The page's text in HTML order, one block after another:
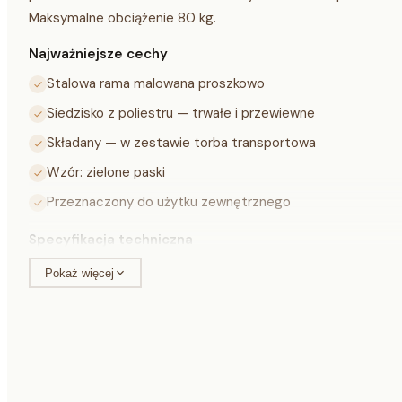
Maksymalne obciążenie 80 kg.
Najważniejsze cechy
Stalowa rama malowana proszkowo
Siedzisko z poliestru — trwałe i przewiewne
Składany — w zestawie torba transportowa
Wzór: zielone paski
Przeznaczony do użytku zewnętrznego
Specyfikacja techniczna
Wymiary rozłożony
Pokaż więcej